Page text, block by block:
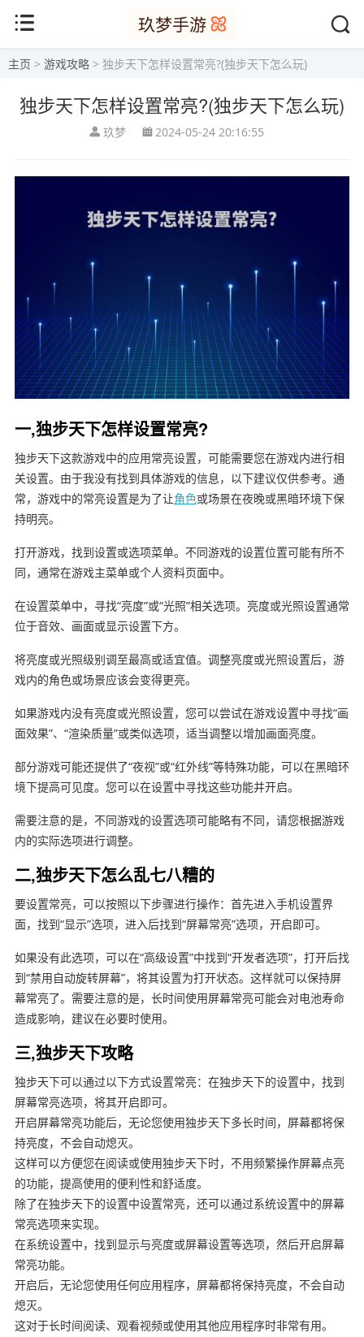
主页 > 游戏攻略 > 独步天下怎样设置常亮?(独步天下怎么玩)
独步天下怎样设置常亮?(独步天下怎么玩)
玖梦 2024-05-24 20:16:55
一,独步天下怎样设置常亮?
独步天下这款游戏中的应用常亮设置，可能需要您在游戏内进行相
关设置。由于我没有找到具体游戏的信息，以下建议仅供参考。通
常，游戏中的常亮设置是为了让角色或场景在夜晚或黑暗环境下保
持明亮。
打开游戏，找到设置或选项菜单。不同游戏的设置位置可能有所不
同，通常在游戏主菜单或个人资料页面中。
在设置菜单中，寻找“亮度”或“光照”相关选项。亮度或光照设置通常
位于音效、画面或显示设置下方。
将亮度或光照级别调至最高或适宜值。调整亮度或光照设置后，游
戏内的角色或场景应该会变得更亮。
如果游戏内没有亮度或光照设置，您可以尝试在游戏设置中寻找“画
面效果”、“渲染质量”或类似选项，适当调整以增加画面亮度。
部分游戏可能还提供了“夜视”或“红外线”等特殊功能，可以在黑暗环
境下提高可见度。您可以在设置中寻找这些功能并开启。
需要注意的是，不同游戏的设置选项可能略有不同，请您根据游戏
内的实际选项进行调整。
二,独步天下怎么乱七八糟的
要设置常亮，可以按照以下步骤进行操作：首先进入手机设置界
面，找到“显示”选项，进入后找到“屏幕常亮”选项，开启即可。
如果没有此选项，可以在“高级设置”中找到“开发者选项”，打开后找
到“禁用自动旋转屏幕”，将其设置为打开状态。这样就可以保持屏
幕常亮了。需要注意的是，长时间使用屏幕常亮可能会对电池寿命
造成影响，建议在必要时使用。
三,独步天下攻略
独步天下可以通过以下方式设置常亮：在独步天下的设置中，找到
屏幕常亮选项，将其开启即可。
开启屏幕常亮功能后，无论您使用独步天下多长时间，屏幕都将保
持亮度，不会自动熄灭。
这样可以方便您在阅读或使用独步天下时，不用频繁操作屏幕点亮
的功能，提高使用的便利性和舒适度。
除了在独步天下的设置中设置常亮，还可以通过系统设置中的屏幕
常亮选项来实现。
在系统设置中，找到显示与亮度或屏幕设置等选项，然后开启屏幕
常亮功能。
开启后，无论您使用任何应用程序，屏幕都将保持亮度，不会自动
熄灭。
这对于长时间阅读、观看视频或使用其他应用程序时非常有用。